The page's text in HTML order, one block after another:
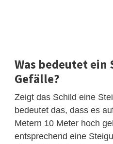
Was bedeutet ein
Gefälle?
Zeigt das Schild eine
bedeutet das, dass es
Metern 10 Meter hoch
entsprechend eine